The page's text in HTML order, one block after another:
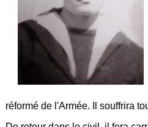
réformé de l'Armée. Il souffrira